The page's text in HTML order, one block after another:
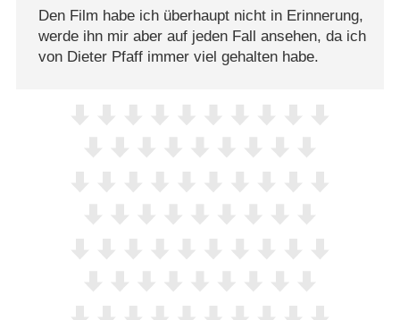
Den Film habe ich überhaupt nicht in Erinnerung,
werde ihn mir aber auf jeden Fall ansehen, da ich
von Dieter Pfaff immer viel gehalten habe.